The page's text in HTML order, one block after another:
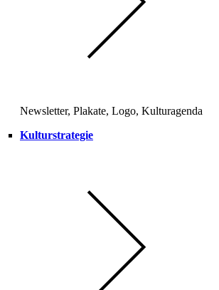
Newsletter, Plakate, Logo, Kulturagenda
Kulturstrategie